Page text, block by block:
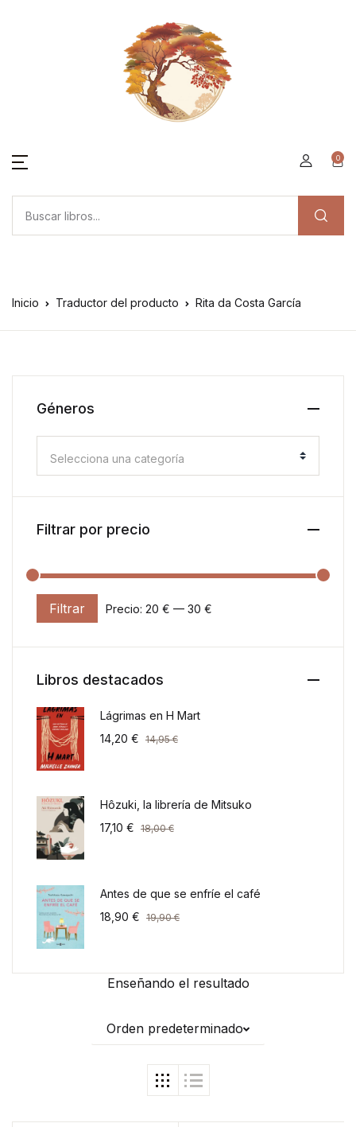
0
Inicio Traductor del producto Rita da Costa García
Enseñando el resultado
Orden predeterminado
Géneros
Selecciona una categoría
Filtrar por precio
Precio mínimo
Precio máximo
Filtrar Precio: 20 € — 30 €
Libros destacados
Lágrimas en H Mart
14,20 € 14,95€
Hôzuki, la librería de Mitsuko
17,10 € 18,00€
Antes de que se enfríe el café
18,90 € 19,90€